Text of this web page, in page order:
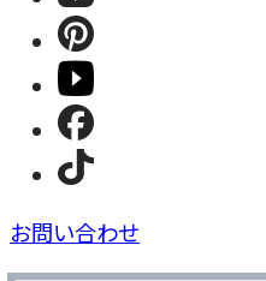
お問い合わせ